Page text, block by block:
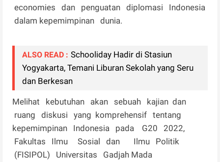
economies dan penguatan diplomasi Indonesia
dalam kepemimpinan dunia.
ALSO READ : Schooliday Hadir di Stasiun
Yogyakarta, Temani Liburan Sekolah yang Seru
dan Berkesan
Melihat kebutuhan akan sebuah kajian dan
ruang diskusi yang komprehensif tentang
kepemimpinan Indonesia pada G20 2022,
Fakultas Ilmu Sosial dan Ilmu Politik
(FISIPOL) Universitas Gadjah Mada